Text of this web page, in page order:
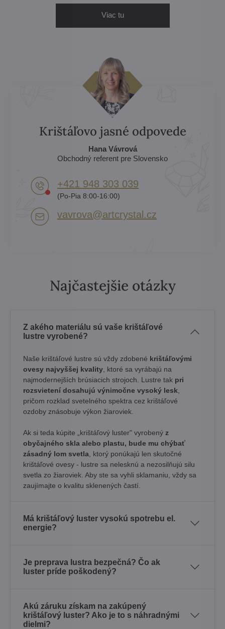
Viac tu
Krištáľovo jasné odpovede
Hana Vávrová
Obchodný referent pre Slovensko
+421 948 303 039
(Po-Pia 8:00-16:00)
vavrova​@artcrystal​.cz
Najčastejšie otázky
Z akého materiálu sú vaše krištáľové
lustre vyrobené?
Naše krištáľové lustre sú vždy zdobené krištáľovými
ovesy najvyššej kvality , ktoré sa vyrábajú na
najmodernejších brúsiacich strojoch. Lustre tak pri
rozsvietení dosahujú výnimočne vysoký lesk
pričom rozklad svetelného spektra cez krištáľové
ozdoby znásobuje výkon žiaroviek.
Ak si teda kúpite „krištáľový luster" vyrobený z
obyčajného skla alebo plastu, bude mu chýbať
zásadný lom svetla , ktorý ponúkajú len skutočné
krištáľové ovesy - lustre sa nelesknú a nezosilňujú silu
svetla zo žiaroviek. Aby ste sa vyhli sklamaniu, vždy sa
zaujímajte o kvalitu sklenených častí.
Má krištáľový luster vysokú spotrebu el.
energie?
Je preprava lustra bezpečná? Čo ak
luster príde poškodený?
Akú záruku získam na zakúpený
krištáľový luster? Ako je to s náhradnými
dielmi?